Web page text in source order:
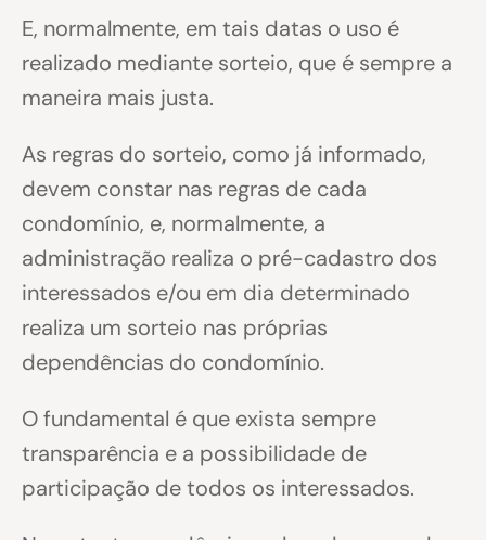
E, normalmente, em tais datas o uso é
realizado mediante sorteio, que é sempre a
maneira mais justa.
As regras do sorteio, como já informado,
devem constar nas regras de cada
condomínio, e, normalmente, a
administração realiza o pré-cadastro dos
interessados e/ou em dia determinado
realiza um sorteio nas próprias
dependências do condomínio.
O fundamental é que exista sempre
transparência e a possibilidade de
participação de todos os interessados.